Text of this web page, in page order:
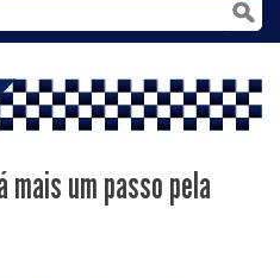
mais um passo pela